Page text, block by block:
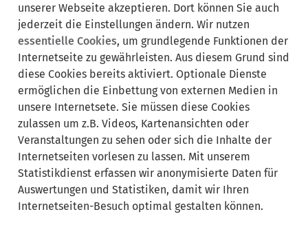
Synonyme:
Anfrageanschrift finden, adresse findenAnschrift suchen
Auskunft beantragenAuskunfteienBürgerauskunftgesucht
InkassounternehmenmelderegisterMelderegisterauskunft
Melderegisterauskunft einholenPersonensuche
Person suchen suchenSuche von Personen
wohnort ermitteln, adresse ermitteln
unserer Webseite akzeptieren. Dort können Sie auch
jederzeit die Einstellungen ändern. Wir nutzen
essentielle Cookies, um grundlegende Funktionen der
Internetseite zu gewährleisten. Aus diesem Grund sind
diese Cookies bereits aktiviert. Optionale Dienste
ermöglichen die Einbettung von externen Medien in
unsere Internetsete. Sie müssen diese Cookies
zulassen um z.B. Videos, Kartenansichten oder
Veranstaltungen zu sehen oder sich die Inhalte der
Internetseiten vorlesen zu lassen. Mit unserem
Statistikdienst erfassen wir anonymisierte Daten für
Auswertungen und Statistiken, damit wir Ihren
Internetseiten-Besuch optimal gestalten können.